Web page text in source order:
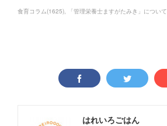
食育コラム(1625) 「管理栄養士ますがたみき」について
はれいろごはん